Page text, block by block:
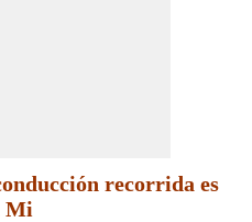
recorrida es
Mi